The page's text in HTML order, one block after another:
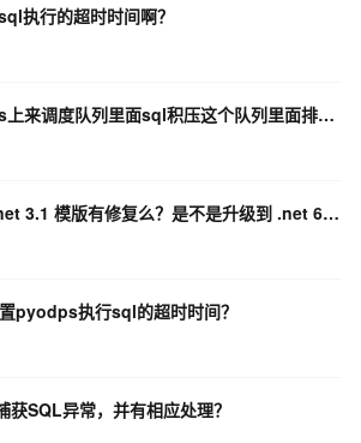
执行的超时时间啊？
在PolarDB中瞬间qps上来调度队列里面sql积压这个队列里面排队有个超时时间设置吗？
在阿里函数计算中，net 3.1 模版有修复么？是不是升级到 .net 6.0 更方便点？
pyodps执行sql的超时时间？
获SQL异常，并有相应处理？